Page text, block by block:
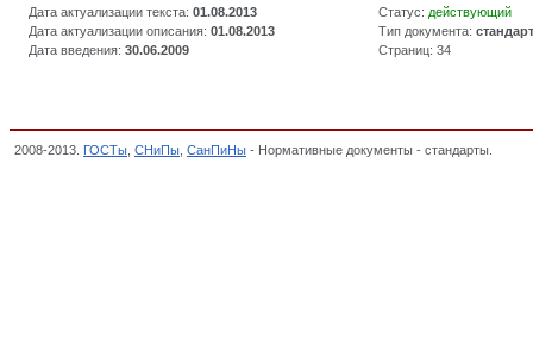
Дата актуализации текста: 01.08.2013 Статус: действующий
Дата актуализации описания: 01.08.2013 Тип документа: стандарт
Дата введения: 30.06.2009 Страниц: 34
2008-2013. ГОСТы СНиПы СанПиНы - Нормативные документы - стандарты.